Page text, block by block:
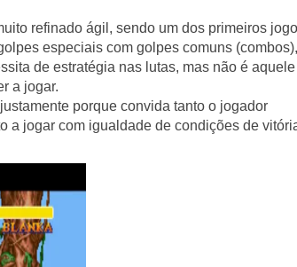
refinado ágil, sendo um dos primeiros
especiais com golpes comuns (combos),
de estratégia nas lutas, mas não é aquele
a jogar.
porque convida tanto o jogador
a jogar com igualdade de condições de